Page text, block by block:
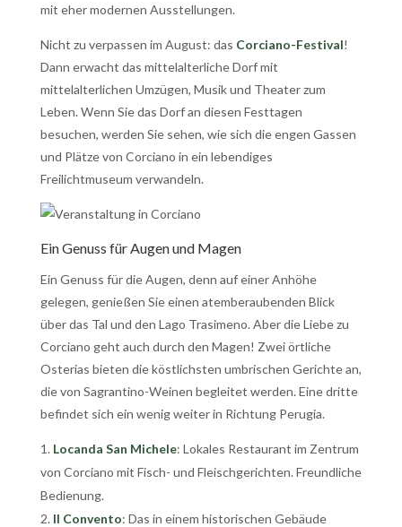
mit eher modernen Ausstellungen.
Nicht zu verpassen im August: das Corciano-Festival!
Dann erwacht das mittelalterliche Dorf mit
mittelalterlichen Umzügen, Musik und Theater zum
Leben. Wenn Sie das Dorf an diesen Festtagen
besuchen, werden Sie sehen, wie sich die engen Gassen
und Plätze von Corciano in ein lebendiges
Freilichtmuseum verwandeln.
Ein Genuss für Augen und Magen
Ein Genuss für die Augen, denn auf einer Anhöhe
gelegen, genießen Sie einen atemberaubenden Blick
über das Tal und den Lago Trasimeno. Aber die Liebe zu
Corciano geht auch durch den Magen! Zwei örtliche
Osterias bieten die köstlichsten umbrischen Gerichte an,
die von Sagrantino-Weinen begleitet werden. Eine dritte
befindet sich ein wenig weiter in Richtung Perugia.
Locanda San Michele: Lokales Restaurant im Zentrum
von Corciano mit Fisch- und Fleischgerichten. Freundliche
Bedienung.
Il Convento: Das in einem historischen Gebäude